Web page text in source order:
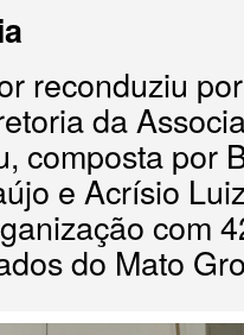
reconduziu
da
composta por
e Acrísio
com
do Mato